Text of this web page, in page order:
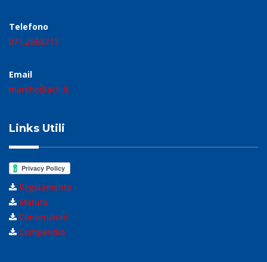
Telefono
071.2868717
Email
marche@acli.it
Links Utili
Regolamento
Statuto
Convenzioni
Compendio